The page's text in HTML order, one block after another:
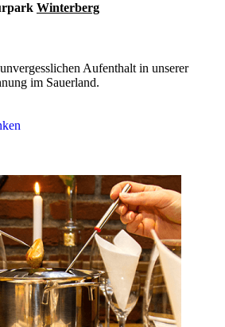
Winterberg
Aufenthalt in unserer
im Sauerland.